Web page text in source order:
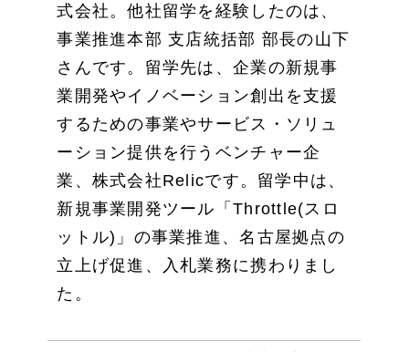
式会社。他社留学を経験したのは、
事業推進本部 支店統括部 部長の山下
さんです。留学先は、企業の新規事
業開発やイノベーション創出を支援
するための事業やサービス・ソリュ
ーション提供を行うベンチャー企
業、株式会社Relicです。留学中は、
新規事業開発ツール「Throttle(スロ
ットル)」の事業推進、名古屋拠点の
立上げ促進、入札業務に携わりまし
た。